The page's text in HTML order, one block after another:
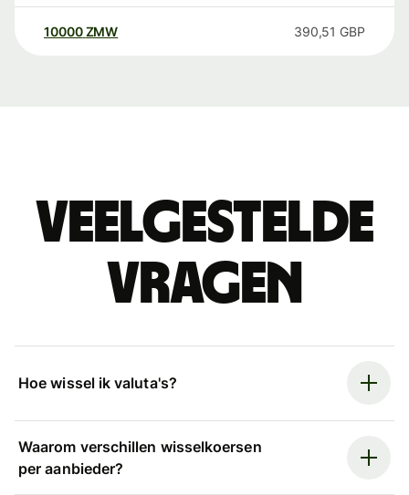
10000 ZMW 390,51 GBP
Veelgestelde
vragen
Hoe wissel ik valuta's?
Waarom verschillen wisselkoersen
per aanbieder?